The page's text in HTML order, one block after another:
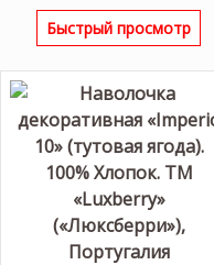
Быстрый просмотр